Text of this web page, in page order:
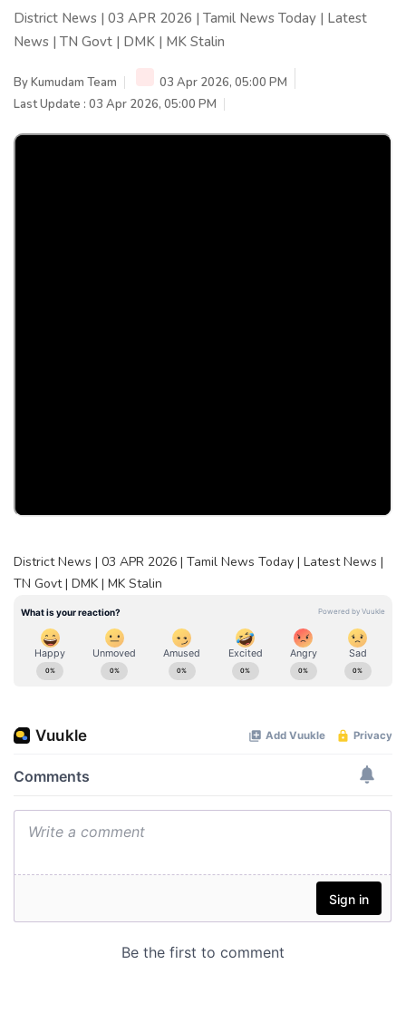
District News | 03 APR 2026 | Tamil News Today | Latest
News | TN Govt | DMK | MK Stalin
ByKumudam Team
03 Apr 2026, 05:00 PM
Last Update : 03 Apr 2026, 05:00 PM
District News | 03 APR 2026 | Tamil News Today | Latest News |
TN Govt | DMK | MK Stalin